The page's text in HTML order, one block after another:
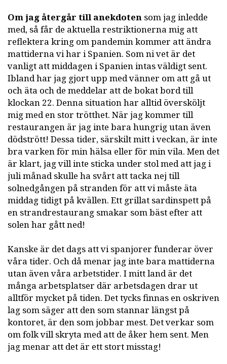
Om jag återgår till anekdoten som jag inledde
med, så får de aktuella restriktionerna mig att
reflektera kring om pandemin kommer att ändra
mattiderna vi har i Spanien. Som ni vet är det
vanligt att middagen i Spanien intas väldigt sent.
Ibland har jag gjort upp med vänner om att gå ut
och äta och de meddelar att de bokat bord till
klockan 22. Denna situation har alltid översköljt
mig med en stor trötthet. När jag kommer till
restaurangen är jag inte bara hungrig utan även
dödstrött! Dessa tider, särskilt mitt i veckan, är inte
bra varken för min hälsa eller för min vila. Men det
är klart, jag vill inte sticka under stol med att jag i
juli månad skulle ha svårt att tacka nej till
solnedgången på stranden för att vi måste äta
middag tidigt på kvällen. Ett grillat sardinspett på
en strandrestaurang smakar som bäst efter att
solen har gått ned!
Kanske är det dags att vi spanjorer funderar över
våra tider. Och då menar jag inte bara mattiderna
utan även våra arbetstider. I mitt land är det
många arbetsplatser där arbetsdagen drar ut
alltför mycket på tiden. Det tycks finnas en oskriven
lag som säger att den som stannar längst på
kontoret, är den som jobbar mest. Det verkar som
om folk vill skryta med att de åker hem sent. Men
jag menar att det är ett stort misstag!